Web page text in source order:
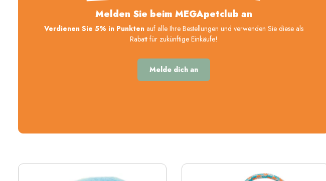
Melden Sie beim MEGApetclub an
Verdienen Sie 5% in Punkten auf alle Ihre Bestellungen und verwenden Sie diese als
Rabatt für zukünftige Einkäufe!
Melde dich an